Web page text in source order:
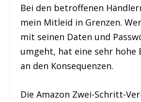
Bei den betroffenen
mein Mitleid in Grenzen.
mit seinen Daten und
umgeht, hat eine sehr hohe
an den Konsequenzen.
Die Amazon Zwei-Schritt-